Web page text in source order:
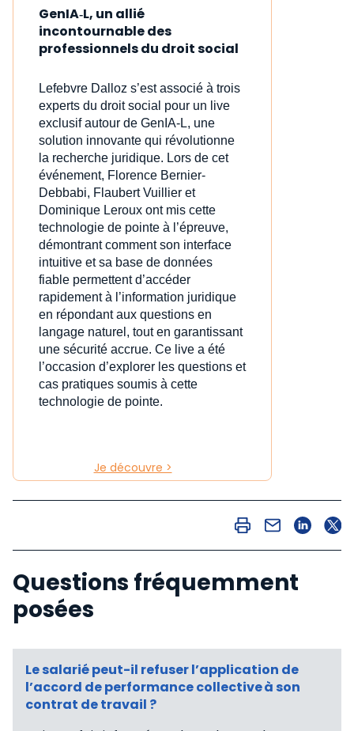
GenIA‑L, un allié
incontournable des
professionnels du droit social
Lefebvre Dalloz s’est associé à trois
experts du droit social pour un live
exclusif autour de GenIA‑L, une
solution innovante qui révolutionne
la recherche juridique. Lors de cet
événement, Florence Bernier-
Debbabi, Flaubert Vuillier et
Dominique Leroux ont mis cette
technologie de pointe à l’épreuve,
démontrant comment son interface
intuitive et sa base de données
fiable permettent d’accéder
rapidement à l’information juridique
en répondant aux questions en
langage naturel, tout en garantissant
une sécurité accrue. Ce live a été
l’occasion d’explorer les questions et
cas pratiques soumis à cette
technologie de pointe.
Je découvre >
Questions fréquemment
posées
Le salarié peut-il refuser l’application de
l’accord de performance collective à son
contrat de travail ?